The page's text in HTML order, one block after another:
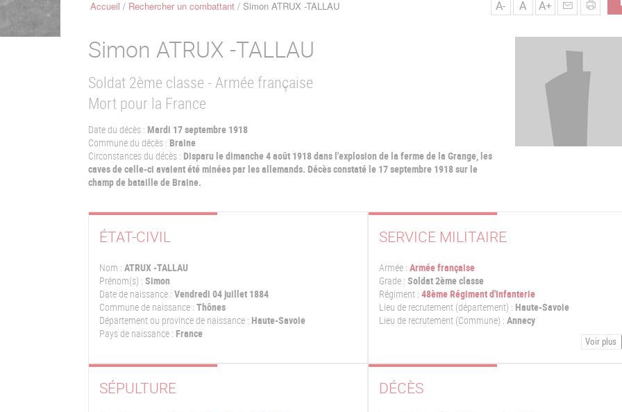
FilAccueil Rechercher un combattant Simon ATRUX -TALLAU A- A A+
Simon ATRUX -TALLAU
Soldat 2ème classe - Armée française
Mort pour la France
Date du décès : Mardi 17 septembre 1918
Commune du décès : Braine
Circonstances du décès : Disparu le dimanche 4 août 1918 dans l'explosion de la ferme de la Grange, les
caves de celle-ci avaient été minées par les allemands. Décès constaté le 17 septembre 1918 sur le
champ de bataille de Braine.
ÉTAT-CIVIL
Nom : ATRUX -TALLAU
Prénom(s) : Simon
Date de naissance : Vendredi 04 juillet 1884
Commune de naissance : Thônes
Département ou province de naissance : Haute-Savoie
Pays de naissance : France
SERVICE MILITAIRE
Armée : Armée française
Grade : Soldat 2ème classe
Régiment : 48ème Régiment d'Infanterie
Lieu de recrutement (département) : Haute-Savoie
Lieu de recrutement (Commune) : Annecy
Voir plus
SÉPULTURE DÉCÈS